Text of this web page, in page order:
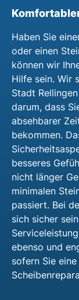
Haben Sie
oder einen
können wir
Hilfe sein. Wir
Stadt
darum, dass
absehbarer
bekommen.
besseres
nicht länger
minimalen
passiert. Bei
sich sicher
ebenso und
sofern Sie